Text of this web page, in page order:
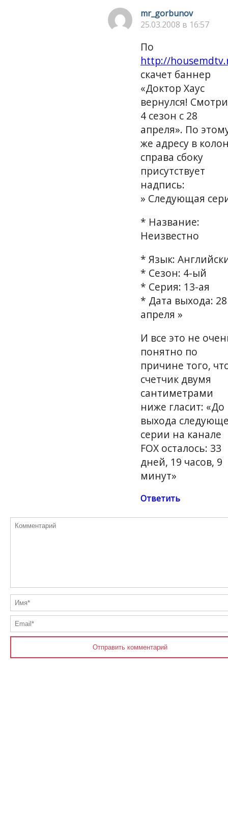
mr_gorbunov
25.03.2008 в 16:57
По
http://
скачет баннер
«Доктор Хаус
вернулся!
4 сезон с 28
апреля». По
же адресу в
справа сбоку
присутствует
надпись:
» Следующая
* Название:
Неизвестно
* Язык:
* Сезон: 4-ый
* Серия: 13-ая
* Дата выхода: 28
апреля »
И все это не
понятно по
причине того,
счетчик двумя
сантиметрами
ниже гласит: «До
выхода
серии на канале
FOX осталось: 33
дней, 19 часов, 9
минут»
Ответить